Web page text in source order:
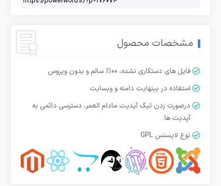
مشخصات محصول
فایل های دستکاری نشده، 100% سالم و بدون ویروس
استفاده در بینهایت دامنه و وبسایت
درصورت زدن تیک آپدیت مادام العمر، دسترسی دائمی به
آپدیت ها
نوع لایسنس GPL